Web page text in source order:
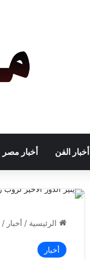
أخبار الفن أخبار مصر
الرئيسية / أخبار /
أخبار